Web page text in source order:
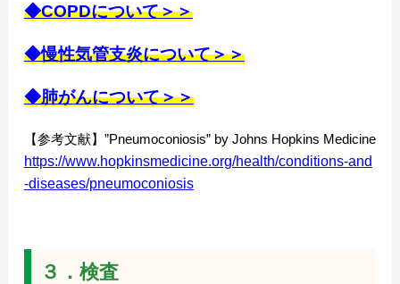
◆COPDについて＞＞
◆慢性気管支炎について＞＞
◆肺がんについて＞＞
【参考文献】”Pneumoconiosis” by Johns Hopkins Medicine
https://www.hopkinsmedicine.org/health/conditions-and
-diseases/pneumoconiosis
３．検査